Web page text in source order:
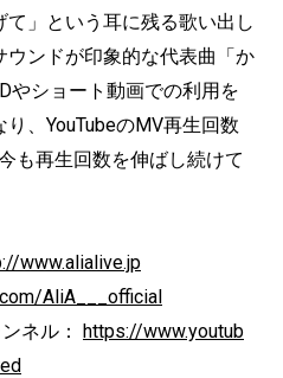
て」という耳に残る歌い出し
ンドが印象的な代表曲「か
やショート動画での利用を
、YouTubeのMV再生回数
も再生回数を伸ばし続けて
www.alialive.jp
AliA___official
ネル： https://www.youtub